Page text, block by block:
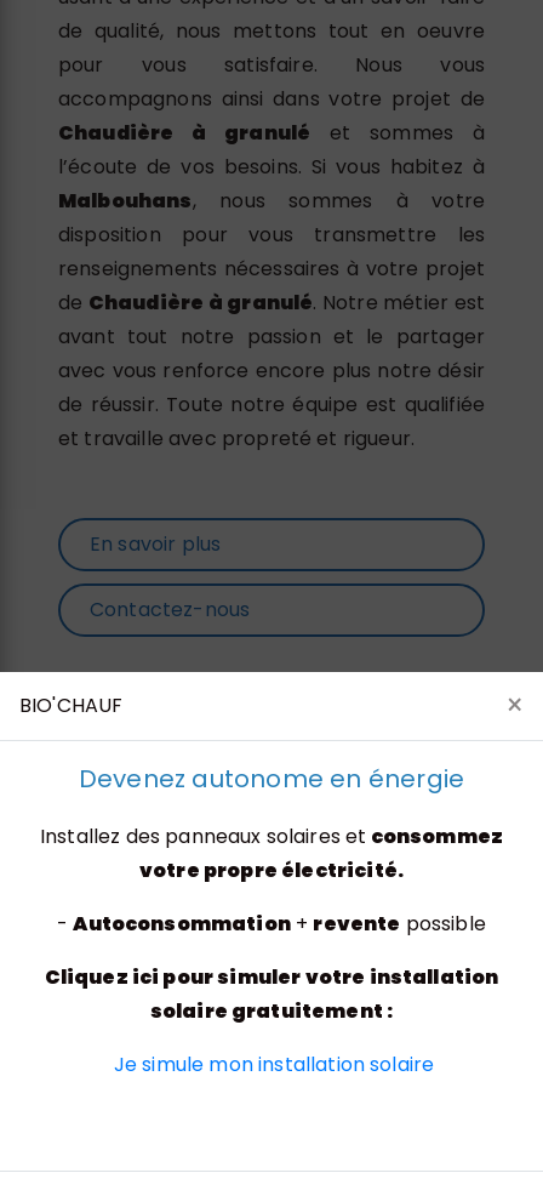
BIO'CHAUF ×
Devenez autonome en énergie
Installez des panneaux solaires et consommez
votre propre électricité.
-Autoconsommation+ revente possible
Cliquez ici pour simuler votre installation
solaire gratuitement :
Je simule mon installation solaire
de qualité, nous mettons tout en oeuvre
pour vous satisfaire. Nous vous
accompagnons ainsi dans votre projet de
Chaudière à granulé et sommes à
l’écoute de vos besoins. Si vous habitez à
Malbouhans, nous sommes à votre
disposition pour vous transmettre les
renseignements nécessaires à votre projet
de Chaudière à granulé. Notre métier est
avant tout notre passion et le partager
avec vous renforce encore plus notre désir
de réussir. Toute notre équipe est qualifiée
et travaille avec propreté et rigueur.
En savoir plus
Contactez-nous
Adresse
Rue de l'Entreprise, 70200 Lure